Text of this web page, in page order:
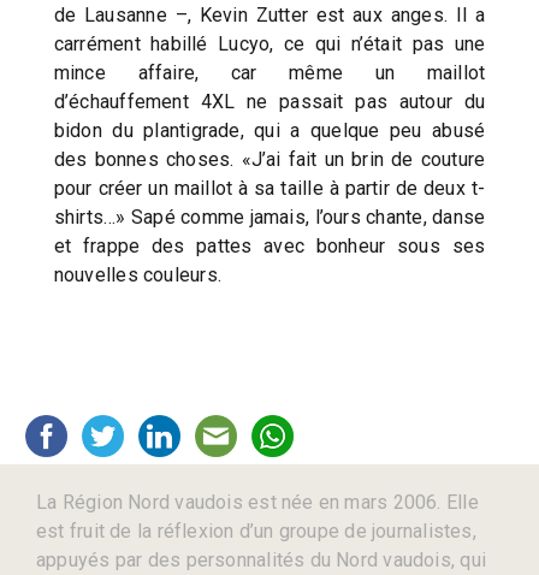
de Lausanne –, Kevin Zutter est aux anges. Il a
carrément habillé Lucyo, ce qui n’était pas une
mince affaire, car même un maillot
d’échauffement 4XL ne passait pas autour du
bidon du plantigrade, qui a quelque peu abusé
des bonnes choses. «J’ai fait un brin de couture
pour créer un maillot à sa taille à partir de deux t-
shirts…» Sapé comme jamais, l’ours chante, danse
et frappe des pattes avec bonheur sous ses
nouvelles couleurs.
La Région Nord vaudois est née en mars 2006. Elle
est fruit de la réflexion d’un groupe de journalistes,
appuyés par des personnalités du Nord vaudois, qui